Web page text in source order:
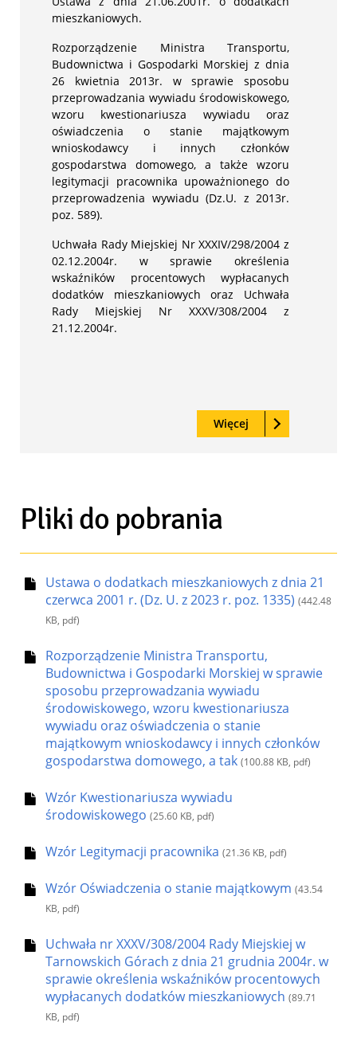
mieszkaniowych.
Rozporządzenie Ministra Transportu,
Budownictwa i Gospodarki Morskiej z dnia
26 kwietnia 2013r. w sprawie sposobu
przeprowadzania wywiadu środowiskowego,
wzoru kwestionariusza wywiadu oraz
oświadczenia o stanie majątkowym
wnioskodawcy i innych członków
gospodarstwa domowego, a także wzoru
legitymacji pracownika upoważnionego do
przeprowadzenia wywiadu (Dz.U. z 2013r.
poz. 589).
Uchwała Rady Miejskiej Nr XXXIV/298/2004 z
02.12.2004r. w sprawie określenia
wskaźników procentowych wypłacanych
dodatków mieszkaniowych oraz Uchwała
Rady Miejskiej Nr XXXV/308/2004 z
21.12.2004r.
Czytaj
Więcej o: Zasady i tryb
Pliki do pobrania
Ustawa o dodatkach mieszkaniowych z dnia 21
czerwca 2001 r. (Dz. U. z 2023 r. poz. 1335) (442.48
KB, pdf)
Rozporządzenie Ministra Transportu,
Budownictwa i Gospodarki Morskiej w sprawie
sposobu przeprowadzania wywiadu
środowiskowego, wzoru kwestionariusza
wywiadu oraz oświadczenia o stanie
majątkowym wnioskodawcy i innych członków
gospodarstwa domowego, a tak (100.88 KB, pdf)
Wzór Kwestionariusza wywiadu
środowiskowego (25.60 KB, pdf)
Wzór Legitymacji pracownika (21.36 KB, pdf)
Wzór Oświadczenia o stanie majątkowym (43.54
KB, pdf)
Uchwała nr XXXV/308/2004 Rady Miejskiej w
Tarnowskich Górach z dnia 21 grudnia 2004r. w
sprawie określenia wskaźników procentowych
wypłacanych dodatków mieszkaniowych (89.71
KB, pdf)